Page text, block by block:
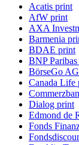
Acatis print
AfW print
AXA
Barmenia
BDAE print
BNP
BörseGo
Canada Life
Dialog print
Edmond de
Fonds